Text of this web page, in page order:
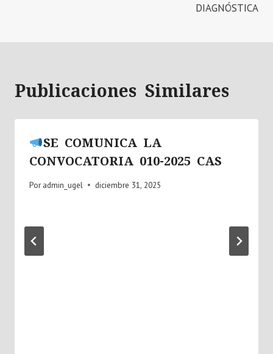
DIAGNÓSTICA
Publicaciones Similares
SE COMUNICA LA
CONVOCATORIA 010-2025 CAS
Por admin_ugel diciembre 31, 2025